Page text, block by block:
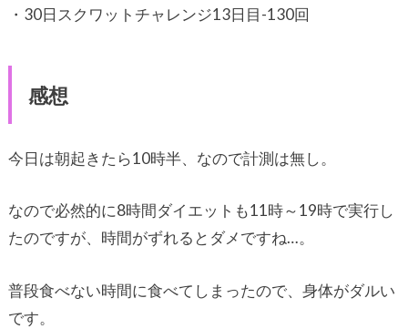
・30日スクワットチャレンジ13日目-130回
感想
今日は朝起きたら10時半、なので計測は無し。
なので必然的に8時間ダイエットも11時～19時で実行し
たのですが、時間がずれるとダメですね…。
普段食べない時間に食べてしまったので、身体がダルい
です。